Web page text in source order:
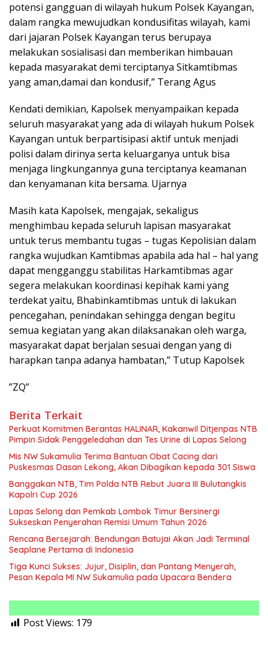
potensi gangguan di wilayah hukum Polsek Kayangan,
dalam rangka mewujudkan kondusifitas wilayah, kami
dari jajaran Polsek Kayangan terus berupaya
melakukan sosialisasi dan memberikan himbauan
kepada masyarakat demi terciptanya Sitkamtibmas
yang aman,damai dan kondusif,” Terang Agus
Kendati demikian, Kapolsek menyampaikan kepada
seluruh masyarakat yang ada di wilayah hukum Polsek
Kayangan untuk berpartisipasi aktif untuk menjadi
polisi dalam dirinya serta keluarganya untuk bisa
menjaga lingkungannya guna terciptanya keamanan
dan kenyamanan kita bersama. Ujarnya
Masih kata Kapolsek, mengajak, sekaligus
menghimbau kepada seluruh lapisan masyarakat
untuk terus membantu tugas – tugas Kepolisian dalam
rangka wujudkan Kamtibmas apabila ada hal – hal yang
dapat mengganggu stabilitas Harkamtibmas agar
segera melakukan koordinasi kepihak kami yang
terdekat yaitu, Bhabinkamtibmas untuk di lakukan
pencegahan, penindakan sehingga dengan begitu
semua kegiatan yang akan dilaksanakan oleh warga,
masyarakat dapat berjalan sesuai dengan yang di
harapkan tanpa adanya hambatan,” Tutup Kapolsek
”ZQ”
Berita Terkait
Perkuat Komitmen Berantas HALINAR, Kakanwil Ditjenpas NTB
Pimpin Sidak Penggeledahan dan Tes Urine di Lapas Selong
Mis NW Sukamulia Terima Bantuan Obat Cacing dari
Puskesmas Dasan Lekong, Akan Dibagikan kepada 301 Siswa
Banggakan NTB, Tim Polda NTB Rebut Juara III Bulutangkis
Kapolri Cup 2026
Lapas Selong dan Pemkab Lombok Timur Bersinergi
Sukseskan Penyerahan Remisi Umum Tahun 2026
Rencana Bersejarah: Bendungan Batujai Akan Jadi Terminal
Seaplane Pertama di Indonesia
Tiga Kunci Sukses: Jujur, Disiplin, dan Pantang Menyerah,
Pesan Kepala MI NW Sukamulia pada Upacara Bendera
Post Views: 179